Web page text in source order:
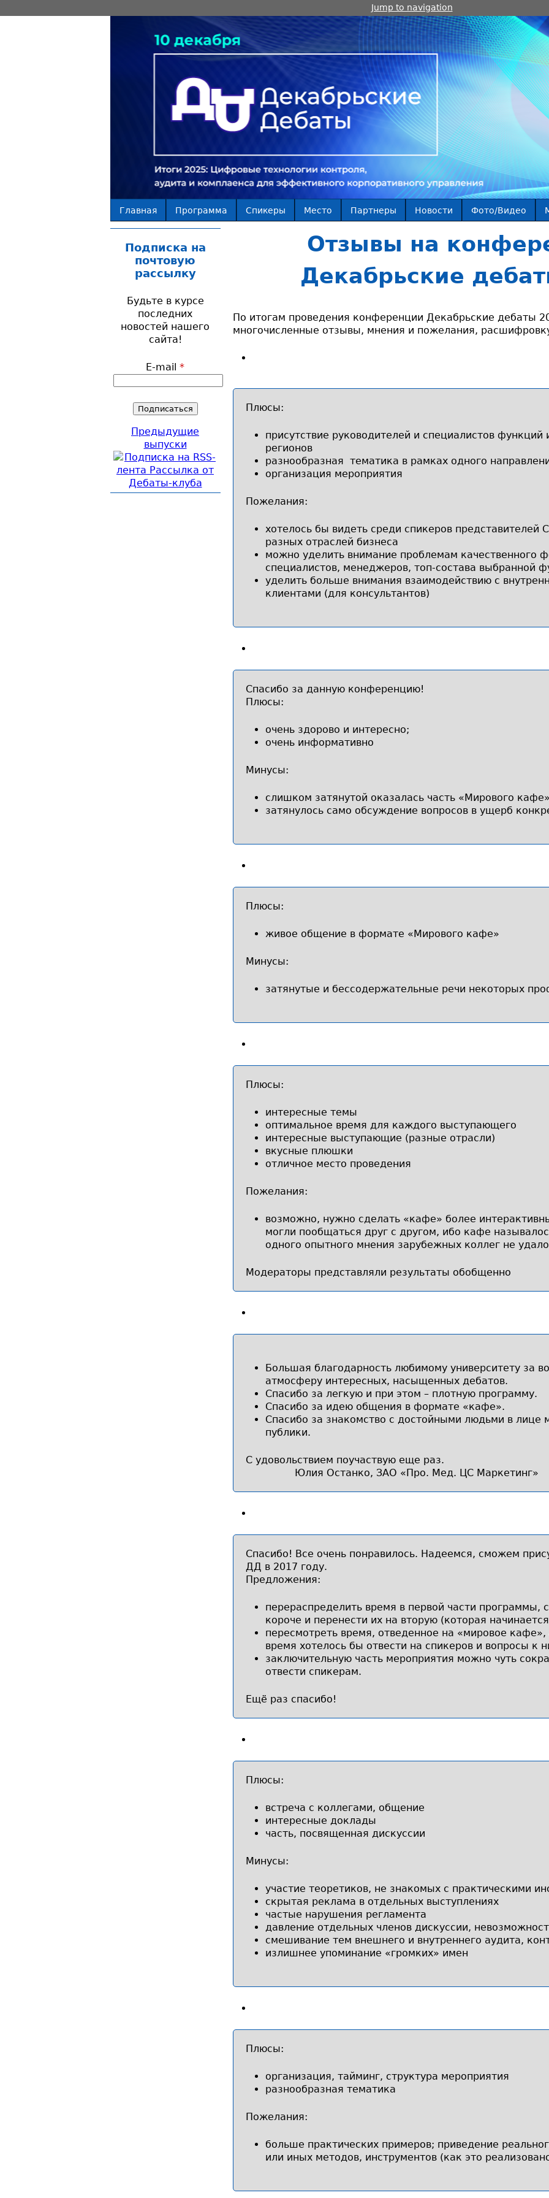
Jump to navigation
Главная Программа Спикеры Место Партнеры Новости Фото/Видео
Отзывы на
Декабрьские
По итогам проведения конференции Декабрьские дебаты
многочисленные отзывы, мнения и пожелания,
Плюсы:
присутствие руководителей и специалистов функций
регионов
разнообразная тематика в рамках одного
организация мероприятия
Пожелания:
хотелось бы видеть среди спикеров представителей
разных отраслей бизнеса
можно уделить внимание проблемам качественного
специалистов, менеджеров, топ-состава выбранной
уделить больше внимания взаимодействию с
клиентами (для консультантов)
Спасибо за данную конференцию!
Плюсы:
очень здорово и интересно;
очень информативно
Минусы:
слишком затянутой оказалась часть «Мирового кафе»
затянулось само обсуждение вопросов в ущерб
Плюсы:
живое общение в формате «Мирового кафе»
Минусы:
затянутые и бессодержательные речи некоторых
Плюсы:
интересные темы
оптимальное время для каждого выступающего
интересные выступающие (разные отрасли)
вкусные плюшки
отличное место проведения
Пожелания:
возможно, нужно сделать «кафе» более
могли пообщаться друг с другом, ибо кафе
одного опытного мнения зарубежных коллег не
Модераторы представляли результаты обобщенно
Большая благодарность любимому университету за
атмосферу интересных, насыщенных дебатов.
Спасибо за легкую и при этом – плотную программу.
Спасибо за идею общения в формате «кафе».
Спасибо за знакомство с достойными людьми в лице
публики.
С удовольствием поучаствую еще раз.
Юлия Останко, ЗАО «Про. Мед. ЦС Маркетинг»
Спасибо! Все очень понравилось. Надеемся, сможем
ДД в 2017 году.
Предложения:
перераспределить время в первой части программы,
короче и перенести их на вторую (которая
пересмотреть время, отведенное на «мировое
время хотелось бы отвести на спикеров и вопросы к
заключительную часть мероприятия можно чуть
отвести спикерам.
Ещё раз спасибо!
Плюсы:
встреча с коллегами, общение
интересные доклады
часть, посвященная дискуссии
Минусы:
участие теоретиков, не знакомых с практическими
скрытая реклама в отдельных выступлениях
частые нарушения регламента
давление отдельных членов дискуссии,
смешивание тем внешнего и внутреннего аудита,
излишнее упоминание «громких» имен
Плюсы:
организация, тайминг, структура мероприятия
разнообразная тематика
Пожелания:
больше практических примеров; приведение
или иных методов, инструментов (как это
Подписка на
почтовую
рассылку
Будьте в курсе
последних
новостей нашего
сайта!
E-mail *
Предыдущие
выпуски